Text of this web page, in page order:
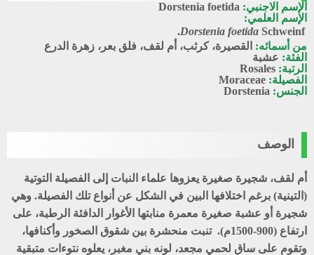
الإسم الاجنبي: Dorstenia foetida
الإسم العلمي:
Dorstenia foetida Schweinf.
من أسمائه: القصيرة، كرثب، أم لقف، فلق بعر، زهرة الدرع
الفئة: عشبة
الرتبة: Rosales
الفصيلة: Moraceae
الجنس: Dorstenia
الوصف
أم لقف، شجيرة صغيرة يعزوها علماء النبات إلى الفصيلة التوتية
(التينية) برغم اختلافها البين في الشكل عن أنواع تلك الفصيلة. وهي
شجيرة أو عشبة صغيرة معمرة منابتها الأغوار الدافئة الرطبة، على
ارتفاع (900-1500م). تنبت منحشرة بين شقوق الصخور وأكنافها،
وتقوم على ساق لحمي مجعد، لونه بني مغبر، يعلوه نتوءات متبقية